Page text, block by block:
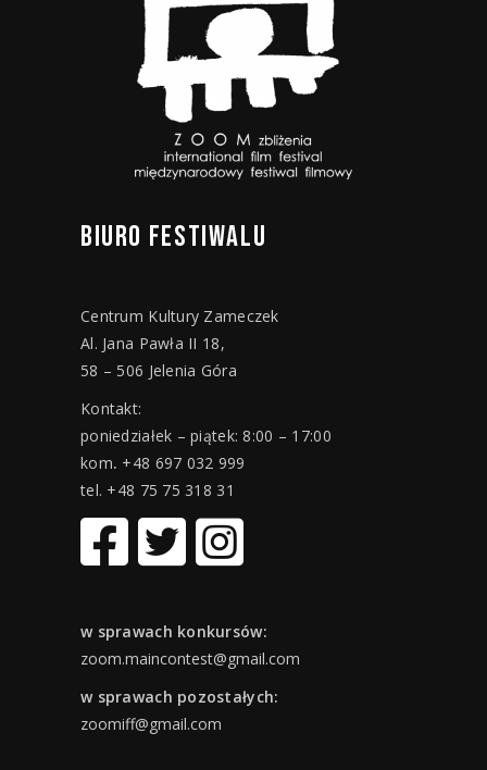
BIURO FESTIWALU
Centrum Kultury Zameczek
Al. Jana Pawła II 18,
58 – 506 Jelenia Góra
Kontakt:
poniedziałek – piątek: 8:00 – 17:00
kom. +48 697 032 999
tel. +48 75 75 318 31
w sprawach konkursów:
zoom.maincontest@gmail.com
w sprawach pozostałych:
zoomiff@gmail.com